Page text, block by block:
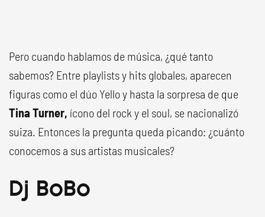
Pero cuando hablamos de música, ¿qué tanto
sabemos? Entre playlists y hits globales, aparecen
figuras como el dúo Yello y hasta la sorpresa de que
Tina Turner, ícono del rock y el soul, se nacionalizó
suiza. Entonces la pregunta queda picando: ¿cuánto
conocemos a sus artistas musicales?
Dj BoBo